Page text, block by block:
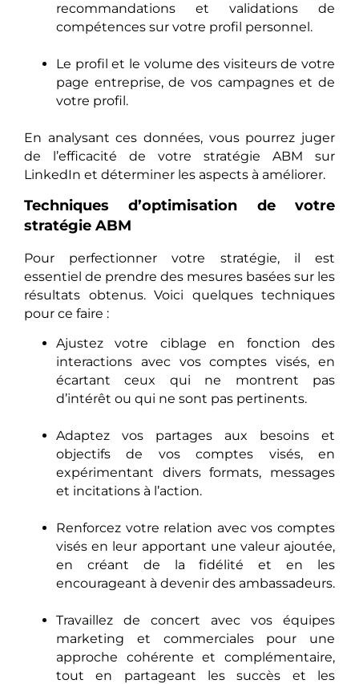
recommandations et validations de
compétences sur votre profil personnel.
Le profil et le volume des visiteurs de votre
page entreprise, de vos campagnes et de
votre profil.
En analysant ces données, vous pourrez juger
de l’efficacité de votre stratégie ABM sur
LinkedIn et déterminer les aspects à améliorer.
Techniques d’optimisation de votre
stratégie ABM
Pour perfectionner votre stratégie, il est
essentiel de prendre des mesures basées sur les
résultats obtenus. Voici quelques techniques
pour ce faire :
Ajustez votre ciblage en fonction des
interactions avec vos comptes visés, en
écartant ceux qui ne montrent pas
d’intérêt ou qui ne sont pas pertinents.
Adaptez vos partages aux besoins et
objectifs de vos comptes visés, en
expérimentant divers formats, messages
et incitations à l’action.
Renforcez votre relation avec vos comptes
visés en leur apportant une valeur ajoutée,
en créant de la fidélité et en les
encourageant à devenir des ambassadeurs.
Travaillez de concert avec vos équipes
marketing et commerciales pour une
approche cohérente et complémentaire,
tout en partageant les succès et les